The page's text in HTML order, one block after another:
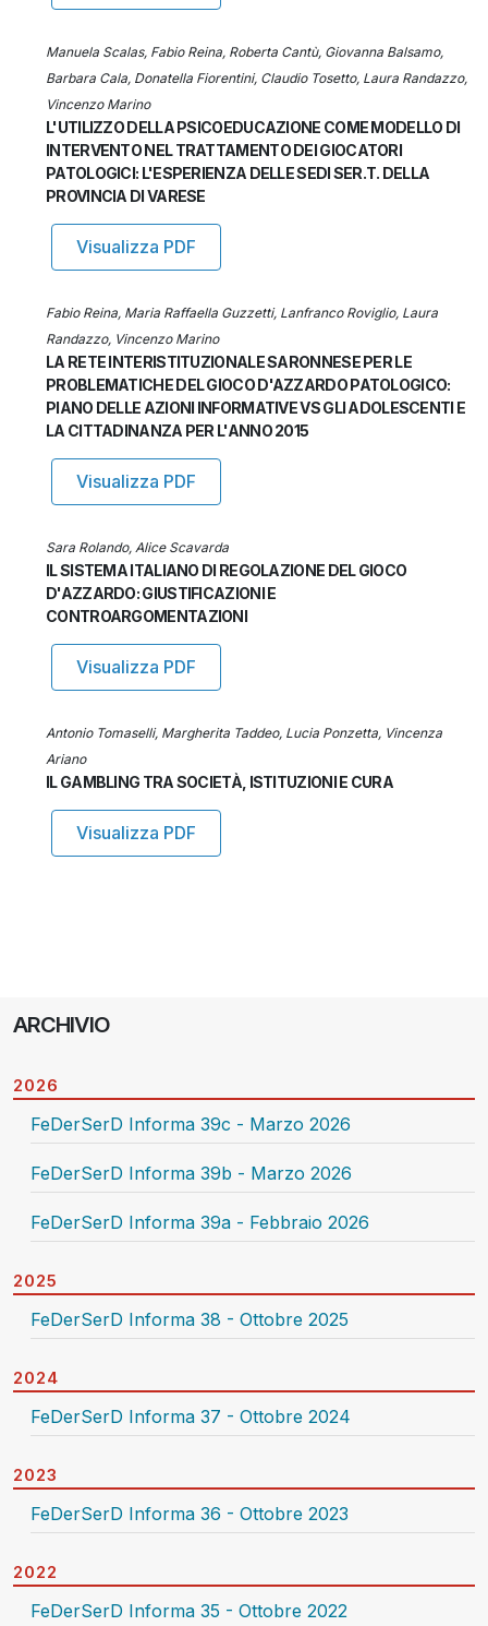
Manuela Scalas, Fabio Reina, Roberta Cantù, Giovanna Balsamo,
Barbara Cala, Donatella Fiorentini, Claudio Tosetto, Laura Randazzo,
Vincenzo Marino
L'UTILIZZO DELLA PSICOEDUCAZIONE COME MODELLO DI
INTERVENTO NEL TRATTAMENTO DEI GIOCATORI
PATOLOGICI: L'ESPERIENZA DELLE SEDI SER.T. DELLA
PROVINCIA DI VARESE
Visualizza PDF
Fabio Reina, Maria Raffaella Guzzetti, Lanfranco Roviglio, Laura
Randazzo, Vincenzo Marino
LA RETE INTERISTITUZIONALE SARONNESE PER LE
PROBLEMATICHE DEL GIOCO D'AZZARDO PATOLOGICO:
PIANO DELLE AZIONI INFORMATIVE VS GLI ADOLESCENTI E
LA CITTADINANZA PER L'ANNO 2015
Visualizza PDF
Sara Rolando, Alice Scavarda
IL SISTEMA ITALIANO DI REGOLAZIONE DEL GIOCO
D'AZZARDO: GIUSTIFICAZIONI E
CONTROARGOMENTAZIONI
Visualizza PDF
Antonio Tomaselli, Margherita Taddeo, Lucia Ponzetta, Vincenza
Ariano
IL GAMBLING TRA SOCIETÀ, ISTITUZIONI E CURA
Visualizza PDF
ARCHIVIO
2026
FeDerSerD Informa 39c - Marzo 2026
FeDerSerD Informa 39b - Marzo 2026
FeDerSerD Informa 39a - Febbraio 2026
2025
FeDerSerD Informa 38 - Ottobre 2025
2024
FeDerSerD Informa 37 - Ottobre 2024
2023
FeDerSerD Informa 36 - Ottobre 2023
2022
FeDerSerD Informa 35 - Ottobre 2022